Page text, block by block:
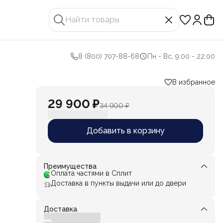
8 (800) 707-88-68 Пн - Вс, 9:00 - 22:00
В избранное
29 900 ₽34 900 ₽
Добавить в корзину
Преимущества
Оплата частями в Сплит
Доставка в пункты выдачи или до двери
Доставка